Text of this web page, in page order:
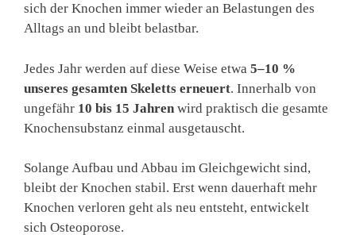
sich der Knochen immer wieder an Belastungen des
Alltags an und bleibt belastbar.
Jedes Jahr werden auf diese Weise etwa 5–10 %
unseres gesamten Skeletts erneuert. Innerhalb von
ungefähr 10 bis 15 Jahren wird praktisch die gesamte
Knochensubstanz einmal ausgetauscht.
Solange Aufbau und Abbau im Gleichgewicht sind,
bleibt der Knochen stabil. Erst wenn dauerhaft mehr
Knochen verloren geht als neu entsteht, entwickelt
sich Osteoporose.